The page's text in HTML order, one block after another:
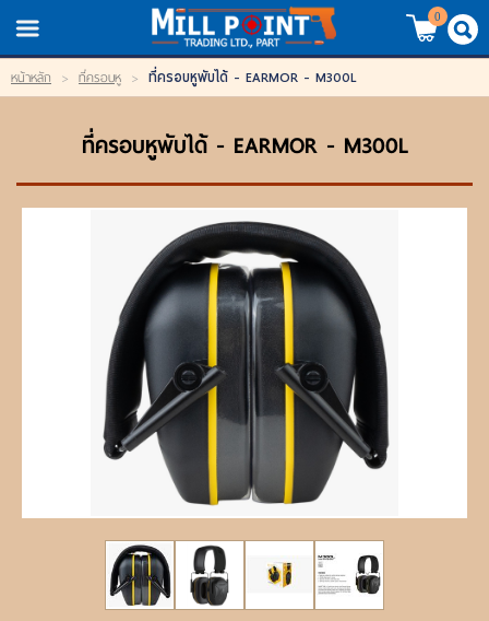
TH/EN
LOGIN REGISTER
My Wishlist
หน้าหลัก
สินค้าลดราคา
เข้าสู่ระบบ
แจ้งชำระเงิน
ค้นหาสินค้า
0
หน้าหลัก > ที่ครอบหู > ที่ครอบหูพับได้ - EARMOR - M300L
ที่ครอบหูพับได้ - EARMOR - M300L